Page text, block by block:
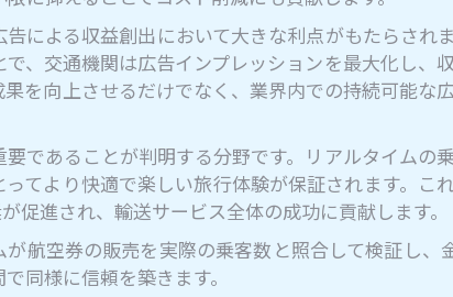
による収益創出において大きな利点がもたらされ
、交通機関は広告インプレッションを最大化し、
を向上させるだけでなく、業界内での持続可能な
であることが判明する分野です。リアルタイムの
てより快適で楽しい旅行体験が保証されます。こ
促進され、輸送サービス全体の成功に貢献します。
航空券の販売を実際の乗客数と照合して検証し
同様に信頼を築きます。